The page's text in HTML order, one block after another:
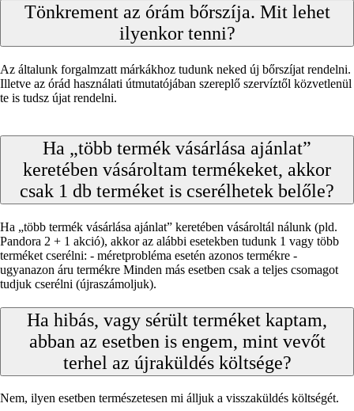
Tönkrement az órám bőrszíja. Mit lehet
ilyenkor tenni?
Az általunk forgalmzatt márkákhoz tudunk neked új bőrszíjat rendelni.
Illetve az órád használati útmutatójában szereplő szervíztől közvetlenül
te is tudsz újat rendelni.
Ha „több termék vásárlása ajánlat”
keretében vásároltam termékeket, akkor
csak 1 db terméket is cserélhetek belőle?
Ha „több termék vásárlása ajánlat” keretében vásároltál nálunk (pld.
Pandora 2 + 1 akció), akkor az alábbi esetekben tudunk 1 vagy több
terméket cserélni: - méretprobléma esetén azonos termékre -
ugyanazon áru termékre Minden más esetben csak a teljes csomagot
tudjuk cserélni (újraszámoljuk).
Ha hibás, vagy sérült terméket kaptam,
abban az esetben is engem, mint vevőt
terhel az újraküldés költsége?
Nem, ilyen esetben természetesen mi álljuk a visszaküldés költségét.